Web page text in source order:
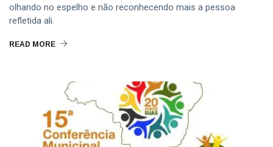
olhando no espelho e não reconhecendo mais a pessoa
refletida ali.
READ MORE